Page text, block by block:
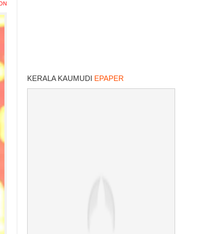
KERALA KAUMUDI EPAPER